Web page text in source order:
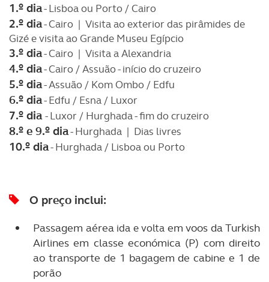
1.º dia- Lisboa ou Porto / Cairo
2.º dia- Cairo | Visita ao exterior das pirâmides de
Gizé e visita ao Grande Museu Egípcio
3.º dia- Cairo | Visita a Alexandria
4.º dia- Cairo / Assuão - início do cruzeiro
5.º dia- Assuão / Kom Ombo / Edfu
6.º dia- Edfu / Esna / Luxor
7.º dia- Luxor / Hurghada - fim do cruzeiro
8.º e 9.º dia- Hurghada | Dias livres
10.º dia- Hurghada / Lisboa ou Porto
O preço inclui:
Passagem aérea ida e volta em voos da Turkish
Airlines em classe económica (P) com direito
ao transporte de 1 bagagem de cabine e 1 de
porão